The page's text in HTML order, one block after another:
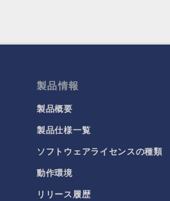
製品情報
製品概要
製品仕様一覧
ソフトウェアライセンスの種類
動作環境
リリース履歴